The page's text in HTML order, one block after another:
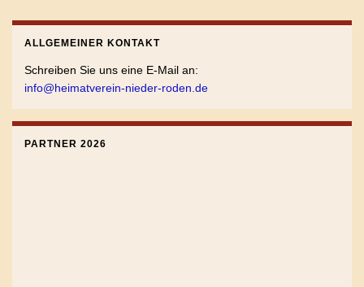
ALLGEMEINER KONTAKT
Schreiben Sie uns eine E-Mail an:
info@heimatverein-nieder-roden.de
PARTNER 2026